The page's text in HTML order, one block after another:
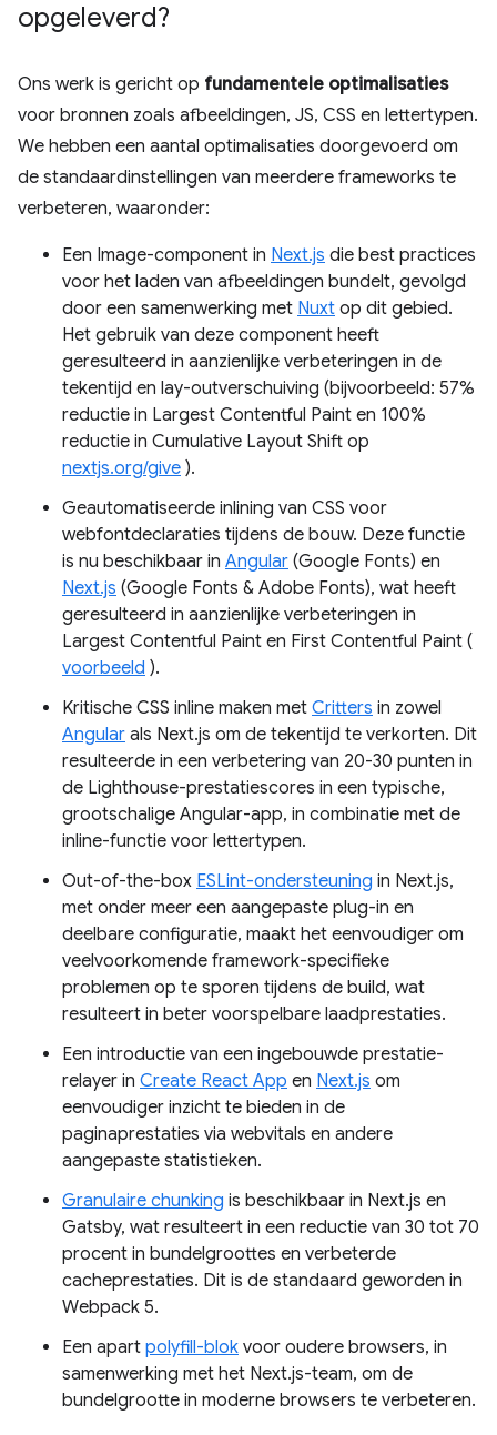
opgeleverd?
Ons werk is gericht op fundamentele optimalisaties
voor bronnen zoals afbeeldingen, JS, CSS en lettertypen.
We hebben een aantal optimalisaties doorgevoerd om
de standaardinstellingen van meerdere frameworks te
verbeteren, waaronder:
Een Image-component in Next.js die best practices
voor het laden van afbeeldingen bundelt, gevolgd
door een samenwerking met Nuxt op dit gebied.
Het gebruik van deze component heeft
geresulteerd in aanzienlijke verbeteringen in de
tekentijd en lay-outverschuiving (bijvoorbeeld: 57%
reductie in Largest Contentful Paint en 100%
reductie in Cumulative Layout Shift op
nextjs.org/give ).
Geautomatiseerde inlining van CSS voor
webfontdeclaraties tijdens de bouw. ​​Deze functie
is nu beschikbaar in Angular (Google Fonts) en
Next.js (Google Fonts & Adobe Fonts), wat heeft
geresulteerd in aanzienlijke verbeteringen in
Largest Contentful Paint en First Contentful Paint (
voorbeeld ).
Kritische CSS inline maken met Critters in zowel
Angular als Next.js om de tekentijd te verkorten. Dit
resulteerde in een verbetering van 20-30 punten in
de Lighthouse-prestatiescores in een typische,
grootschalige Angular-app, in combinatie met de
inline-functie voor lettertypen.
Out-of-the-box ESLint-ondersteuning in Next.js,
met onder meer een aangepaste plug-in en
deelbare configuratie, maakt het eenvoudiger om
veelvoorkomende framework-specifieke
problemen op te sporen tijdens de build, wat
resulteert in beter voorspelbare laadprestaties.
Een introductie van een ingebouwde prestatie-
relayer in Create React App en Next.js om
eenvoudiger inzicht te bieden in de
paginaprestaties via webvitals en andere
aangepaste statistieken.
Granulaire chunking is beschikbaar in Next.js en
Gatsby, wat resulteert in een reductie van 30 tot 70
procent in bundelgroottes en verbeterde
cacheprestaties. Dit is de standaard geworden in
Webpack 5.
Een apart polyfill-blok voor oudere browsers, in
samenwerking met het Next.js-team, om de
bundelgrootte in moderne browsers te verbeteren.